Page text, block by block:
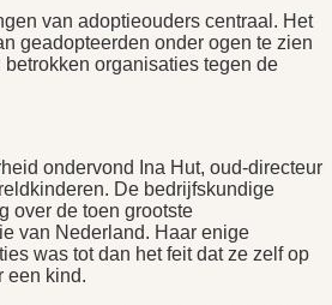
van adoptieouders centraal. Het
geadopteerden onder ogen te zien
organisaties tegen de
ondervond Ina Hut, oud-directeur
De bedrijfskundige
over de toen grootste
van Nederland. Haar enige
was tot dan het feit dat ze zelf op
een kind.